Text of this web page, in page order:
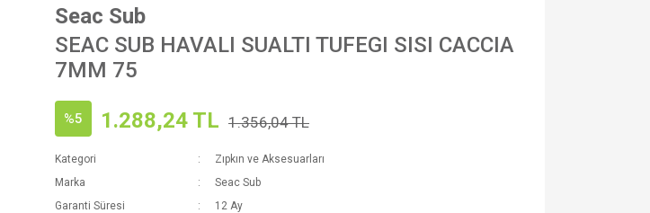
Seac Sub
SEAC SUB HAVALI SUALTI TUFEGI SISI CACCIA
7MM 75
%5 1.288,24 TL 1.356,04 TL
Kategori
Zıpkın ve Aksesuarları
Marka
Seac Sub
Garanti Süresi
12 Ay